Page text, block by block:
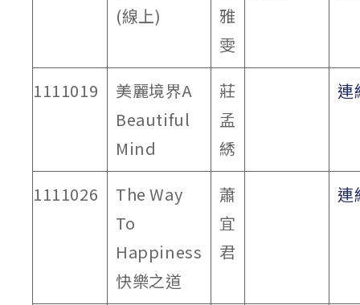
(線上)
雅
雯
1111019
美麗境界A
Beautiful
Mind
莊
孟
綉
連
1111026
The Way
To
Happiness
快樂之道
蕭
宜
君
連